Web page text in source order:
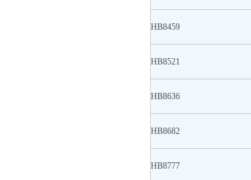
HB8459
HB8521
HB8636
HB8682
HB8777